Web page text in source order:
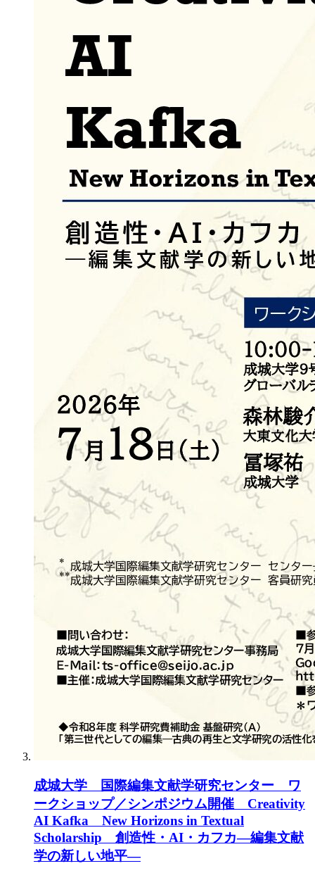
成城大学 国際編集文献学研究センター ワ
ークショップ／シンポジウム開催 Creativity
AI Kafka New Horizons in Textual
Scholarship 創造性・AI・カフカ―編集文献
学の新しい地平―